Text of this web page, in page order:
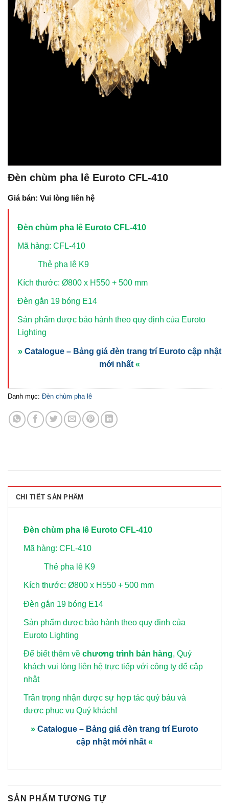
Đèn chùm pha lê Euroto CFL-410
Giá bán: Vui lòng liên hệ
Đèn chùm pha lê Euroto CFL-410
Mã hàng: CFL-410
Thẻ pha lê K9
Kích thước: Ø800 x H550 + 500 mm
Đèn gắn 19 bóng E14
Sản phẩm được bảo hành theo quy định của Euroto
Lighting
» Catalogue – Bảng giá đèn trang trí Euroto cập nhật
mới nhất «
Danh mục: Đèn chùm pha lê
CHI TIẾT SẢN PHẨM
Đèn chùm pha lê Euroto CFL-410
Mã hàng: CFL-410
Thẻ pha lê K9
Kích thước: Ø800 x H550 + 500 mm
Đèn gắn 19 bóng E14
Sản phẩm được bảo hành theo quy định của
Euroto Lighting
Để biết thêm về chương trình bán hàng, Quý
khách vui lòng liên hệ trực tiếp với công ty để cập
nhật
Trân trọng nhận được sự hợp tác quý báu và
được phục vụ Quý khách!
» Catalogue – Bảng giá đèn trang trí Euroto
cập nhật mới nhất «
SẢN PHẨM TƯƠNG TỰ